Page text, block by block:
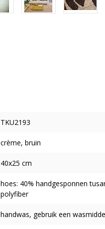
TKU2193
crème, bruin
40x25 cm
hoes: 40% handgesponnen
polyfiber
handwas, gebruik een